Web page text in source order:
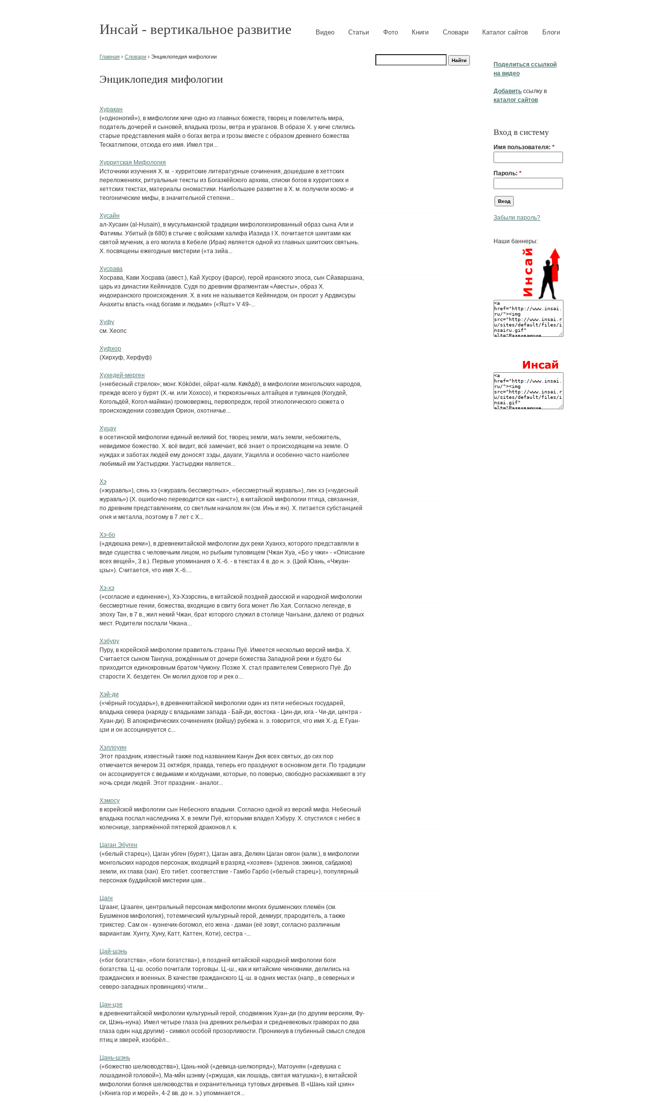
Инсай - вертикальное развитие Видео Статьи Фото Книги Словари Каталог сайтов Блоги
Поделиться ссылкой
на видео
Добавить ссылку в
каталог сайтов
Вход в систему
Имя пользователя: *
Пароль: *
Забыли пароль?
Наши баннеры:
Главная › Словари › Энциклопедия мифологии
Энциклопедия мифологии
Хуракан
(«одноногий»), в мифологии киче одно из главных божеств, творец и повелитель мира,
податель дочерей и сыновей, владыка грозы, ветра и ураганов. В образе X. у киче слились
старые представления майя о богах ветра и грозы вместе с образом древнего божества
Тескатлипоки, отсюда его имя. Имел три...
Хурритская Мифология
Источники изучения X. м. - хурритские литературные сочинения, дошедшие в хеттских
переложениях, ритуальные тексты из Богазкёйского архива, списки богов в хурритских и
хеттских текстах, материалы ономастики. Наибольшее развитие в X. м. получили космо- и
теогонические мифы, в значительной степени...
Хусайн
ал-Хусаин (al-Husain), в мусульманской традиции мифологизированный образ сына Али и
Фатимы. Убитый (в 680) в стычке с войсками халифа Иазида I X. почитается шиитами как
святой мученик, а его могила в Кебеле (Ирак) является одной из главных шиитских святынь.
X. посвящены ежегодные мистерии («та зийа...
Хусрава
Хосрава, Кави Хосрава (авест.), Кай Хусроу (фарси), герой иранского эпоса, сын Сйаваршана,
царь из династии Кейянидов. Судя по древним фрагментам «Авесты», образ X.
индоиранского происхождения. X. в них не называется Кейянидом, он просит у Ардвисуры
Анахиты власть «над богами и людьми» («Яшт» V 49-...
Хуфу
см. Хеопс
Хуфхор
(Хирхуф, Херфуф)
Хухедей-мерген
(«небесный стрелок»; монг. Köködei, ойрат-калм. Кøкðдð), в мифологии монгольских народов,
прежде всего у бурят (Х.-м. или Хохосо), и тюркоязычных алтайцев и тувинцев (Когудей,
Когольдёй, Когол-майман) громовержец, первопредок, герой этиологического сюжета о
происхождении созвездия Орион, охотничье...
Хуцау
в осетинской мифологии единый великий бог, творец земли, мать земли, небожитель,
невидимое божество. X. всё видит, всё замечает, всё знает о происходящем на земле. О
нуждах и заботах людей ему доносят зэды, дауаги, Уацилла и особенно часто наиболее
любимый им Уастырджи. Уастырджи является...
Хэ
(«журавль»), сянь хэ («журавль бессмертных», «бессмертный журавль»), лин хэ («чудесный
журавль») (X. ошибочно переводится как «аист»), в китайской мифологии птица, связанная,
по древним представлениям, со светлым началом ян (см. Инь и ян). X. питается субстанцией
огня и металла, поэтому в 7 лет с X...
Хэ-бо
(«дядюшка реки»), в древнекитайской мифологии дух реки Хуанхэ, которого представляли в
виде существа с человечьим лицом, но рыбьим туловищем (Чжан Хуа, «Бо у чжи» - «Описание
всех вещей», 3 в.). Первые упоминания о Х.-б. - в текстах 4 в. до н. э. (Цюй Юань, «Чжуан-
цзы»). Считается, что имя Х.-б....
Хэ-хэ
(«согласие и единение»), Хэ-Хээрсянь, в китайской поздней даосской и народной мифологии
бессмертные гении, божества, входящие в свиту бога монет Лю Хая. Согласно легенде, в
эпоху Тан, в 7 в., жил некий Чжан, брат которого служил в столице Чанъани, далеко от родных
мест. Родители послали Чжана...
Хэбуру
Пуру, в корейской мифологии правитель страны Пуё. Имеется несколько версий мифа. X.
Считается сыном Тангуна, рождённым от дочери божества Западной реки и будто бы
приходится единокровным братом Чумону. Позже X. стал правителем Северного Пуё. До
старости X. бездетен. Он молил духов гор и рек о...
Хэй-ди
(«чёрный государь»), в древнекитайской мифологии один из пяти небесных государей,
владыка севера (наряду с владыками запада - Бай-ди, востока - Цин-ди, юга - Чи-ди, центра -
Хуан-ди). В апокрифических сочинениях (вэйшу) рубежа н. э. говорится, что имя Х.-д. Е Гуан-
цзи и он ассоциируется с...
Хэллоуин
Этот праздник, известный также под названием Канун Дня всех святых, до сих пор
отмечается вечером 31 октября, правда, теперь его празднуют в основном дети. По традиции
он ассоциируется с ведьмами и колдунами, которые, по поверью, свободно расхаживают в эту
ночь среди людей. Этот праздник - аналог...
Хэмосу
в корейской мифологии сын Небесного владыки. Согласно одной из версий мифа. Небесный
владыка послал наследника X. в земли Пуё, которыми владел Хэбуру. X. спустился с небес в
колеснице, запряжённой пятеркой драконов.л. к.
Цаган Эбуген
(«белый старец»), Цаган убген (бурят.), Цаган авга, Делкян Цаган овгон (калм.), в мифологии
монгольских народов персонаж, входящий в разряд «хозяев» (эдзенов. эжинов, сабдаков)
земли, их глава (хан). Его тибет. соответствие - Гамбо Гарбо («белый старец»), популярный
персонаж буддийской мистерии цам...
Цагн
Цгаанг, Цгааген, центральный персонаж мифологии многих бушменских племён (см.
Бушменов мифология), тотемический культурный герой, демиург, прародитель, а также
трикстер. Сам он - кузнечик-богомол, его жена - даман (её зовут, согласно различным
вариантам. Хунту, Хуну, Катт, Каттен, Коти), сестра -...
Цай-шэнь
(«бог богатства», «боги богатства»), в поздней китайской народной мифологии боги
богатства. Ц.-ш. особо почитали торговцы. Ц.-ш., как и китайские чиновники, делились на
гражданских и военных. В качестве гражданского Ц.-ш. в одних местах (напр., в северных и
северо-западных провинциях) чтили...
Цан-цзе
в древнекитайской мифологии культурный герой, сподвижник Хуан-ди (по другим версиям, Фу-
си, Шэнь-нуна). Имел четыре глаза (на древних рельефах и средневековых гравюрах по два
глаза один над другим) - символ особой прозорливости. Проникнув в глубинный смысл следов
птиц и зверей, изобрёл...
Цань-шэнь
(«божество шелководства»), Цань-нюй («девица-шелкопряд»), Матоунян («девушка с
лошадиной головой»), Ма-мйн шэнму («ржущая, как лошадь, святая матушка»), в китайской
мифологии богиня шелководства и охранительница тутовых деревьев. В «Шань хай цзин»
(«Книга гор и морей», 4-2 вв. до н. э.) упоминается...